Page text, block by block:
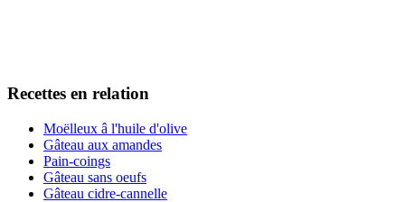
Recettes en relation
Moëlleux â l'huile d'olive
Gâteau aux amandes
Pain-coings
Gâteau sans oeufs
Gâteau cidre-cannelle